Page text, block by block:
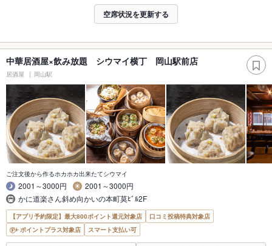
空席状況を更新する
中華居酒屋×飲み放題 シウマイ横丁 岡山駅前店
居酒屋 岡山駅
ご注文後から作るホカホカ出来たてシウマイ
2001～3000円
2001～3000円
かに道楽さん斜め向かいの本町莫ﾋﾞﾙ2F
【アプリ予約限定】最大800ポイント還元対象店
口コミ投稿特典対象店
ポイントプラス対象店
スマート支払い可